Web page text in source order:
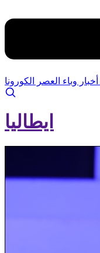
أخبار وباء العصر الكورونا
ايطاليا